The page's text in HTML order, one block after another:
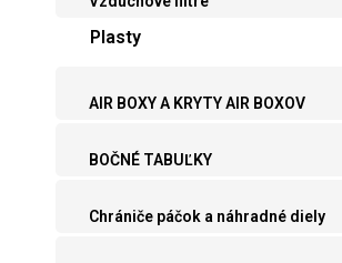
Plasty
AIR BOXY A KRYTY AIR BOXOV
BOČNÉ TABUĽKY
Chrániče páčok a náhradné diely